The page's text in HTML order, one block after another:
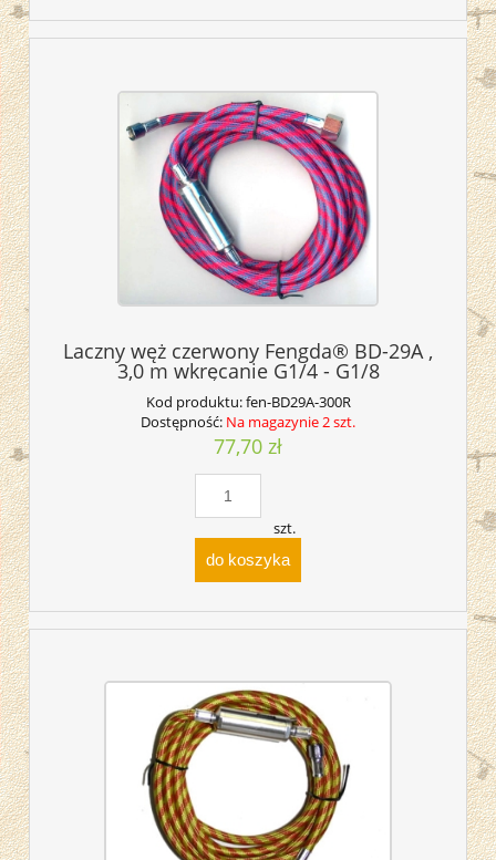
Laczny węż czerwony Fengda® BD-29A ,
3,0 m wkręcanie G1/4 - G1/8
Kod produktu:fen-BD29A-300R
Dostępność: Na magazynie 2 szt.
77,70 zł
szt.
do koszyka